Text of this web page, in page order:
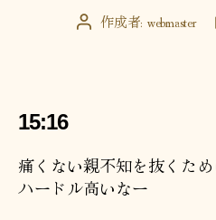
投 作成者: webmaster
15:16
痛くない親不知を抜くた
ハードル高いなー